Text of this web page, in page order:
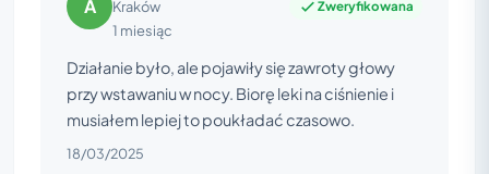
A
Kraków
1 miesiąc
Zweryfikowana
Działanie było, ale pojawiły się zawroty głowy
przy wstawaniu w nocy. Biorę leki na ciśnienie i
musiałem lepiej to poukładać czasowo.
18/03/2025